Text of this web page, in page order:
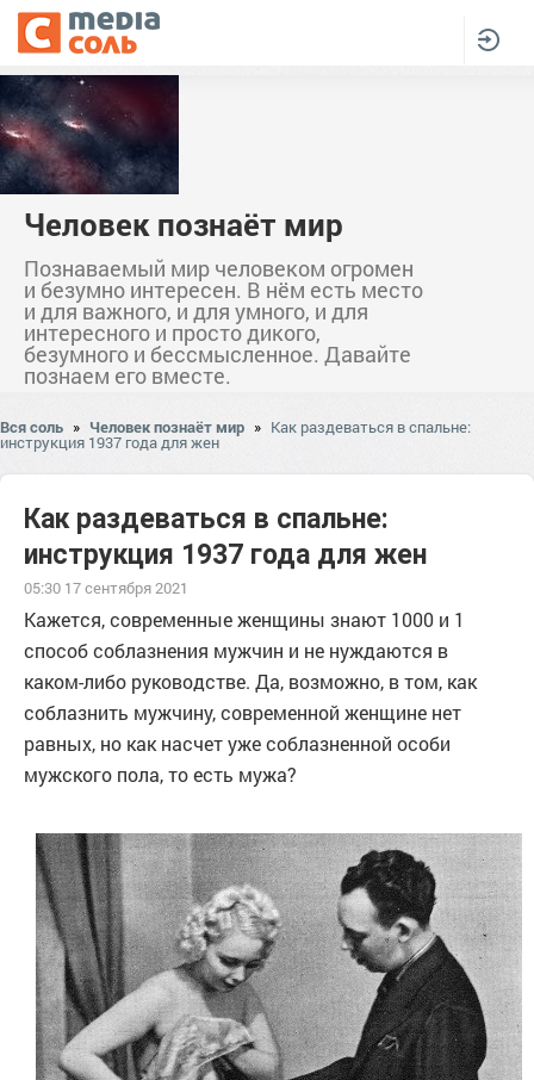
Человек познаёт мир
Познаваемый мир человеком огромен
и безумно интересен. В нём есть место
и для важного, и для умного, и для
интересного и просто дикого,
безумного и бессмысленное. Давайте
познаем его вместе.
Вся соль » Человек познаёт мир » Как раздеваться в спальне:
инструкция 1937 года для жен
Как раздеваться в спальне:
инструкция 1937 года для жен
05:30 17 сентября 2021
Кажется, современные женщины знают 1000 и 1
способ соблазнения мужчин и не нуждаются в
каком-либо руководстве. Да, возможно, в том, как
соблазнить мужчину, современной женщине нет
равных, но как насчет уже соблазненной особи
мужского пола, то есть мужа?